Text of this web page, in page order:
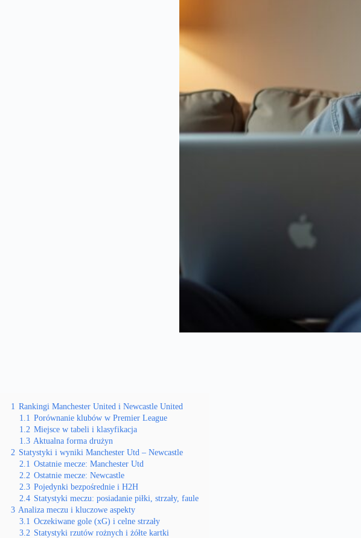
1 Rankingi Manchester United i Newcastle United
1.1 Porównanie klubów w Premier League
1.2 Miejsce w tabeli i klasyfikacja
1.3 Aktualna forma drużyn
2 Statystyki i wyniki Manchester Utd – Newcastle
2.1 Ostatnie mecze: Manchester Utd
2.2 Ostatnie mecze: Newcastle
2.3 Pojedynki bezpośrednie i H2H
2.4 Statystyki meczu: posiadanie piłki, strzały, faule
3 Analiza meczu i kluczowe aspekty
3.1 Oczekiwane gole (xG) i celne strzały
3.2 Statystyki rzutów rożnych i żółte kartki